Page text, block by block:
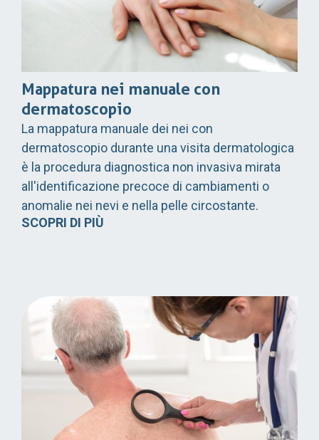
Mappatura nei manuale con
dermatoscopio
La mappatura manuale dei nei con
dermatoscopio durante una visita dermatologica
è la procedura diagnostica non invasiva mirata
all'identificazione precoce di cambiamenti o
anomalie nei nevi e nella pelle circostante.
SCOPRI DI PIÙ